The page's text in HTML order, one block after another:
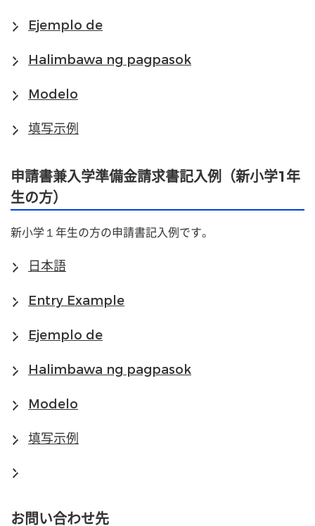
Ejemplo de
Halimbawa ng pagpasok
Modelo
填写示例
申請書兼入学準備金請求書記入例（新小学1年
生の方）
新小学１年生の方の申請書記入例です。
日本語
Entry Example
Ejemplo de
Halimbawa ng pagpasok
Modelo
填写示例
お問い合わせ先